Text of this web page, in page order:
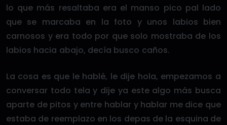
lo que más resaltaba era el manso pico pal lado
que se marcaba en la foto y unos labios bien
carnosos y era todo por que solo mostraba de los
labios hacia abajo, decía busco caños.
La cosa es que le hablé, le dije hola, empezamos a
conversar todo tela y dije ya este algo más busca
aparte de pitos y entre hablar y hablar me dice que
estaba de reemplazo en los depas de la esquina de